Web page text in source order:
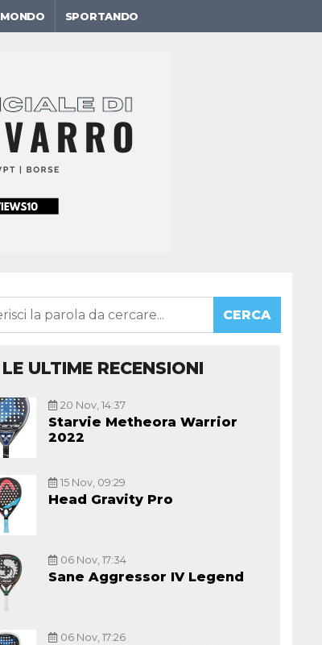
MONDO SPORTANDO
CERCA
LE ULTIME RECENSIONI
20 Nov, 14:37
Starvie Metheora Warrior
2022
15 Nov, 09:29
Head Gravity Pro
06 Nov, 17:34
Sane Aggressor IV Legend
06 Nov, 17:26